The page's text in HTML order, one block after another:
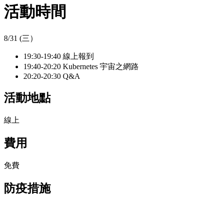
活動時間
8/31 (三）
19:30-19:40 線上報到
19:40-20:20 Kubernetes 宇宙之網路
20:20-20:30 Q&A
活動地點
線上
費用
免費
防疫措施